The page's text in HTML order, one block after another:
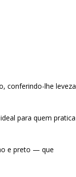
conferindo-lhe leveza
para quem pratica
e preto — que